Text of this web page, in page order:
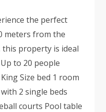
the perfect
meters from the
this property is ideal
to 20 people
Size bed 1 room
2 single beds
courts Pool table